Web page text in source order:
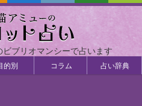
ブリオマンシーで占います
的別 コラム 占い辞典